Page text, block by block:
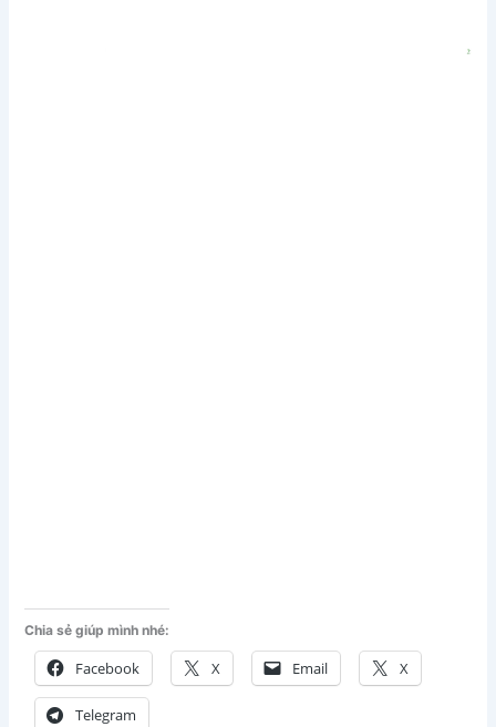
Chia sẻ giúp mình nhé:
Facebook X Email X
Telegram